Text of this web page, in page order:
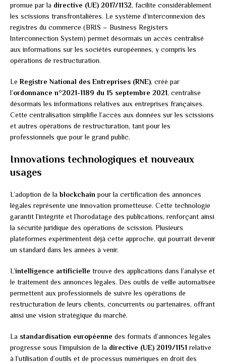
promue par la directive (UE) 2017/1132, facilite considérablement
les scissions transfrontalières. Le système d’interconnexion des
registres du commerce (BRIS – Business Registers
Interconnection System) permet désormais un accès centralisé
aux informations sur les sociétés européennes, y compris les
opérations de restructuration.
LeRegistre National des Entreprises (RNE), créé par
l’ordonnance n°2021-1189 du 15 septembre 2021, centralise
désormais les informations relatives aux entreprises françaises.
Cette centralisation simplifie l’accès aux données sur les scissions
et autres opérations de restructuration, tant pour les
professionnels que pour le grand public.
Innovations technologiques et nouveaux
usages
L’adoption de lablockchain pour la certification des annonces
légales représente une innovation prometteuse. Cette technologie
garantit l’intégrité et l’horodatage des publications, renforçant ainsi
la sécurité juridique des opérations de scission. Plusieurs
plateformes expérimentent déjà cette approche, qui pourrait devenir
un standard dans les années à venir.
L’intelligence artificielle trouve des applications dans l’analyse et
le traitement des annonces légales. Des outils de veille automatisée
permettent aux professionnels de suivre les opérations de
restructuration de leurs clients, concurrents ou partenaires, offrant
ainsi une vision stratégique du marché.
La standardisation européenne des formats d’annonces légales
progresse sous l’impulsion de la directive (UE) 2019/1151 relative
à l’utilisation d’outils et de processus numériques en droit des